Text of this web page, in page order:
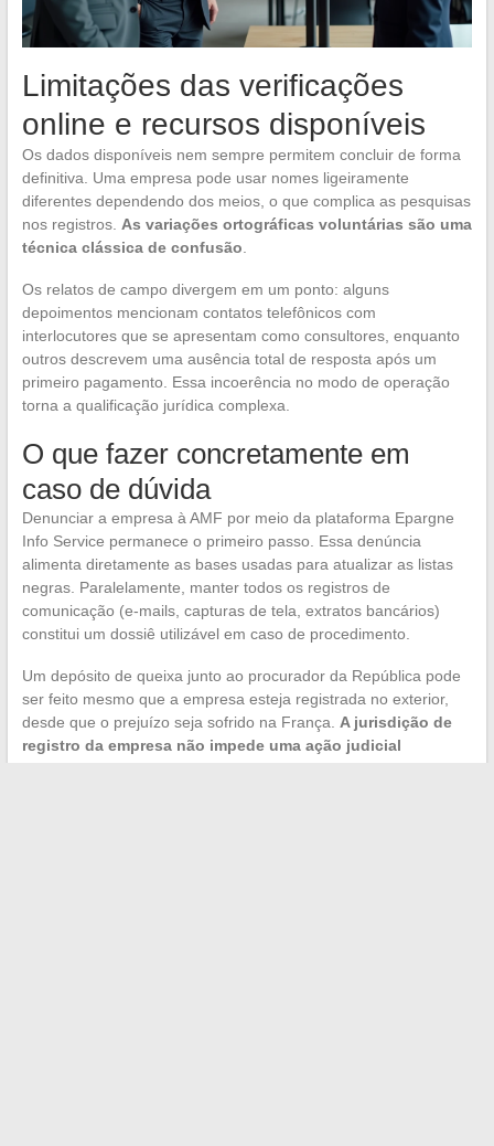
Limitações das verificações
online e recursos disponíveis
Os dados disponíveis nem sempre permitem concluir de forma
definitiva. Uma empresa pode usar nomes ligeiramente
diferentes dependendo dos meios, o que complica as pesquisas
nos registros. As variações ortográficas voluntárias são uma
técnica clássica de confusão.
Os relatos de campo divergem em um ponto: alguns
depoimentos mencionam contatos telefônicos com
interlocutores que se apresentam como consultores, enquanto
outros descrevem uma ausência total de resposta após um
primeiro pagamento. Essa incoerência no modo de operação
torna a qualificação jurídica complexa.
O que fazer concretamente em
caso de dúvida
Denunciar a empresa à AMF por meio da plataforma Epargne
Info Service permanece o primeiro passo. Essa denúncia
alimenta diretamente as bases usadas para atualizar as listas
negras. Paralelamente, manter todos os registros de
comunicação (e-mails, capturas de tela, extratos bancários)
constitui um dossiê utilizável em caso de procedimento.
Um depósito de queixa junto ao procurador da República pode
ser feito mesmo que a empresa esteja registrada no exterior,
desde que o prejuízo seja sofrido na França. A jurisdição de
registro da empresa não impede uma ação judicial